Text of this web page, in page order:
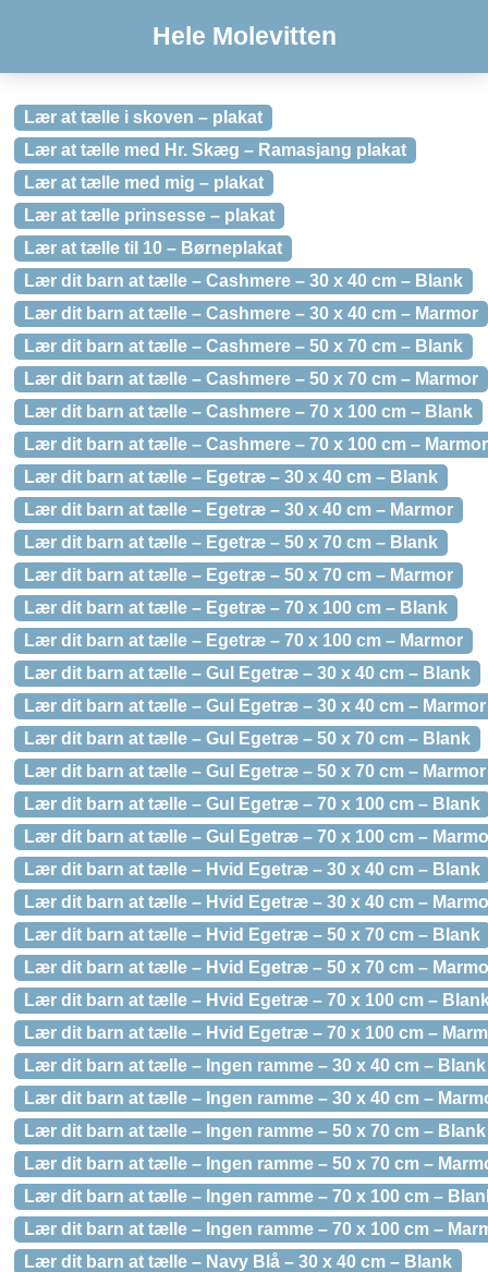
Hele Molevitten
Lær at tælle i skoven – plakat
Lær at tælle med Hr. Skæg – Ramasjang plakat
Lær at tælle med mig – plakat
Lær at tælle prinsesse – plakat
Lær at tælle til 10 – Børneplakat
Lær dit barn at tælle – Cashmere – 30 x 40 cm – Blank
Lær dit barn at tælle – Cashmere – 30 x 40 cm – Marmor
Lær dit barn at tælle – Cashmere – 50 x 70 cm – Blank
Lær dit barn at tælle – Cashmere – 50 x 70 cm – Marmor
Lær dit barn at tælle – Cashmere – 70 x 100 cm – Blank
Lær dit barn at tælle – Cashmere – 70 x 100 cm – Marmor
Lær dit barn at tælle – Egetræ – 30 x 40 cm – Blank
Lær dit barn at tælle – Egetræ – 30 x 40 cm – Marmor
Lær dit barn at tælle – Egetræ – 50 x 70 cm – Blank
Lær dit barn at tælle – Egetræ – 50 x 70 cm – Marmor
Lær dit barn at tælle – Egetræ – 70 x 100 cm – Blank
Lær dit barn at tælle – Egetræ – 70 x 100 cm – Marmor
Lær dit barn at tælle – Gul Egetræ – 30 x 40 cm – Blank
Lær dit barn at tælle – Gul Egetræ – 30 x 40 cm – Marmor
Lær dit barn at tælle – Gul Egetræ – 50 x 70 cm – Blank
Lær dit barn at tælle – Gul Egetræ – 50 x 70 cm – Marmor
Lær dit barn at tælle – Gul Egetræ – 70 x 100 cm – Blank
Lær dit barn at tælle – Gul Egetræ – 70 x 100 cm –
Lær dit barn at tælle – Hvid Egetræ – 30 x 40 cm – Blank
Lær dit barn at tælle – Hvid Egetræ – 30 x 40 cm –
Lær dit barn at tælle – Hvid Egetræ – 50 x 70 cm – Blank
Lær dit barn at tælle – Hvid Egetræ – 50 x 70 cm –
Lær dit barn at tælle – Hvid Egetræ – 70 x 100 cm –
Lær dit barn at tælle – Hvid Egetræ – 70 x 100 cm –
Lær dit barn at tælle – Ingen ramme – 30 x 40 cm – Blank
Lær dit barn at tælle – Ingen ramme – 30 x 40 cm –
Lær dit barn at tælle – Ingen ramme – 50 x 70 cm – Blank
Lær dit barn at tælle – Ingen ramme – 50 x 70 cm –
Lær dit barn at tælle – Ingen ramme – 70 x 100 cm –
Lær dit barn at tælle – Ingen ramme – 70 x 100 cm –
Lær dit barn at tælle – Navy Blå – 30 x 40 cm – Blank